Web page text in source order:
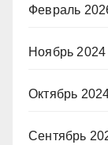
Февраль
Ноябрь 2024
Октябрь
Сентябрь